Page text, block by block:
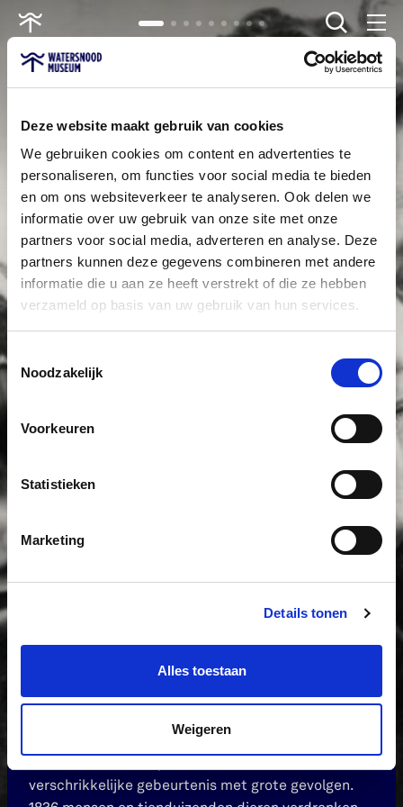
Deze website maakt gebruik van cookies
We gebruiken cookies om content en advertenties te
personaliseren, om functies voor social media te bieden
en om ons websiteverkeer te analyseren. Ook delen we
informatie over uw gebruik van onze site met onze
partners voor social media, adverteren en analyse. Deze
partners kunnen deze gegevens combineren met andere
informatie die u aan ze heeft verstrekt of die ze hebben
verzameld op basis van uw gebruik van hun services.
Toestemmingsselectie
Noodzakelijk
Voorkeuren
Statistieken
Marketing
Details tonen
Alles toestaan
Weigeren
Ga
home
OVER DE RAMP
verschrikkelijke gebeurtenis met grote gevolgen.